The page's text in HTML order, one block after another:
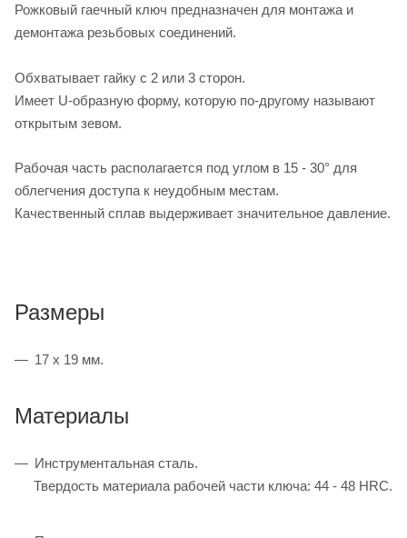
Рожковый гаечный ключ предназначен для монтажа и
демонтажа резьбовых соединений.
Обхватывает гайку с 2 или 3 сторон.
Имеет U-образную форму, которую по-другому называют
открытым зевом.
Рабочая часть располагается под углом в 15 - 30° для
облегчения доступа к неудобным местам.
Качественный сплав выдерживает значительное давление.
Размеры
17 х 19 мм.
Материалы
Инструментальная сталь.
Твердость материала рабочей части ключа: 44 - 48 HRC.